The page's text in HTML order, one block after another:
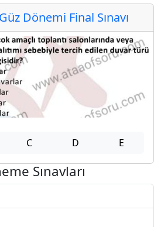
Dönemi Final Sınavı
C D E
Sınavları